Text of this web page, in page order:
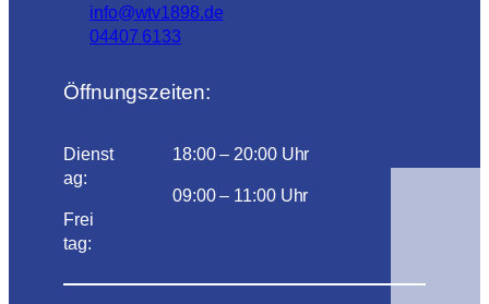
info@wtv1898.de
04407 6133
Öffnungszeiten:
Dienst
ag:
Frei
tag:
18:00 – 20:00 Uhr
09:00 – 11:00 Uhr